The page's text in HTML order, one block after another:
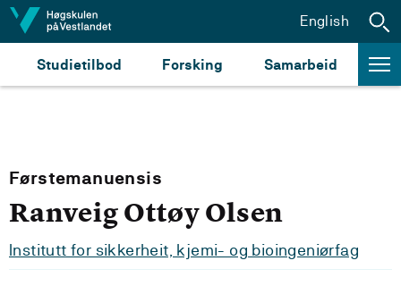
Hopp til innhald
Studietilbod Forsking Samarbeid
English
Førstemanuensis
Ranveig Ottøy Olsen
Institutt for sikkerheit, kjemi- og bioingeniørfag